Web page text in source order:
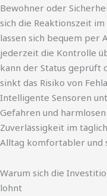
Bewohner oder
sich die Reaktionszeit
lassen sich bequem per
jederzeit die Kontrolle
kann der Status geprüft
sinkt das Risiko von
Intelligente Sensoren
Gefahren und
Zuverlässigkeit im
Alltag komfortabler und
Warum sich die
lohnt